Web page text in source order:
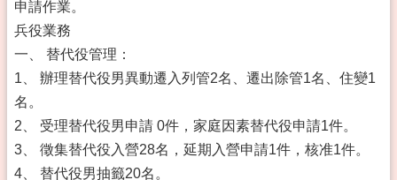
申請作業。
兵役業務
一、 替代役管理：
1、 辦理替代役男異動遷入列管2名、遷出除管1名、住變1
名。
2、 受理替代役男申請 0件，家庭因素替代役申請1件。
3、 徵集替代役入營28名，延期入營申請1件，核准1件。
4、 替代役男抽籤20名。